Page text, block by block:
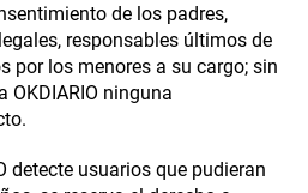
de los padres,
responsables últimos de
por los menores a su cargo; sin
OKDIARIO ninguna
detecte usuarios que pudieran